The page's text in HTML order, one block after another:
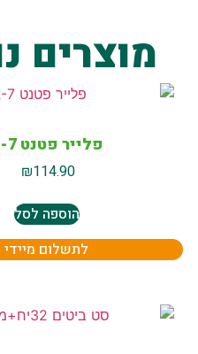
מוצרים
פלייר פטנט R-7
₪114.90
הוספה לסל
לתשלום מיידי